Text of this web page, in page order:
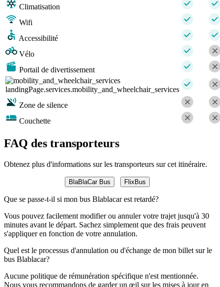
Climatisation
Wifi
Accessibilité
Vélo
Portail de divertissement
landingPage.services.mobility_and_wheelchair_services
Zone de silence
Couchette
FAQ des transporteurs
Obtenez plus d'informations sur les transporteurs sur cet itinéraire.
BlaBlaCar Bus FlixBus
Que se passe-t-il si mon bus Blablacar est retardé?
Vous pouvez facilement modifier ou annuler votre trajet jusqu'à 30
minutes avant le départ. Sachez simplement que des frais peuvent
s'appliquer en fonction de votre annulation.
Quel est le processus d'annulation ou d'échange de mon billet sur le
bus Blablacar?
Aucune politique de rémunération spécifique n'est mentionnée.
Nous vous recommandons de garder un œil sur les mises à jour en